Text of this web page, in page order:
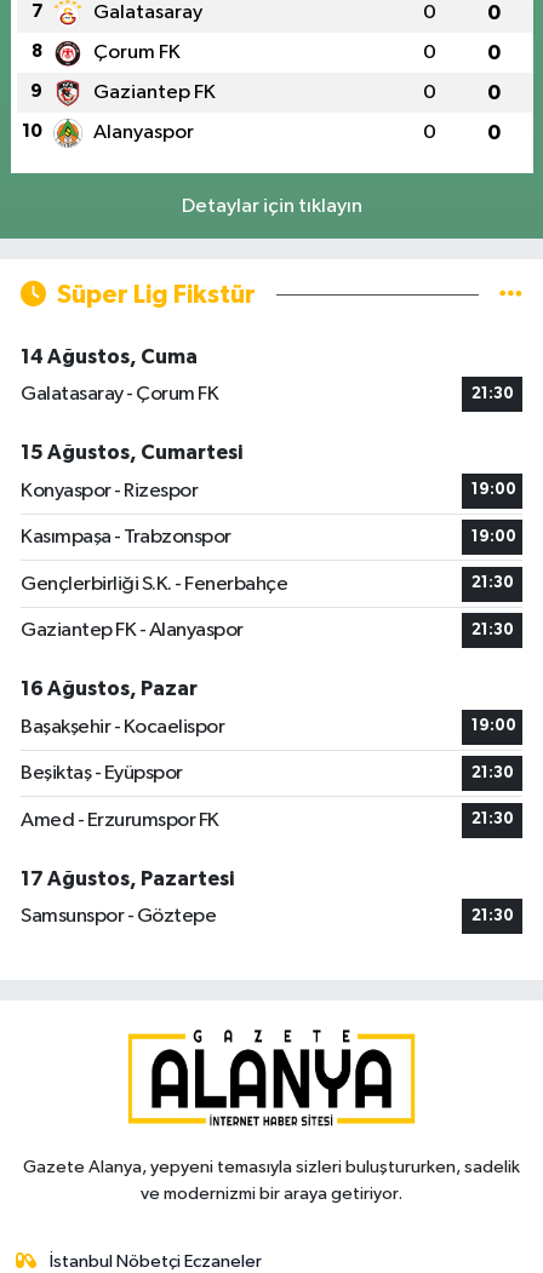
7 Galatasaray 0 0
8 Çorum FK 0 0
9 Gaziantep FK 0 0
10 Alanyaspor 0 0
Detaylar için tıklayın
Süper Lig Fikstür
14 Ağustos, Cuma
Galatasaray - Çorum FK
21:30
15 Ağustos, Cumartesi
Konyaspor - Rizespor
19:00
Kasımpaşa - Trabzonspor 19:00
Gençlerbirliği S.K. - Fenerbahçe 21:30
Gaziantep FK - Alanyaspor 21:30
16 Ağustos, Pazar
Başakşehir - Kocaelispor
19:00
Beşiktaş - Eyüpspor 21:30
Amed - Erzurumspor FK 21:30
17 Ağustos, Pazartesi
Samsunspor - Göztepe
21:30
Gazete Alanya, yepyeni temasıyla sizleri buluştururken, sadelik
ve modernizmi bir araya getiriyor.
İstanbul Nöbetçi Eczaneler